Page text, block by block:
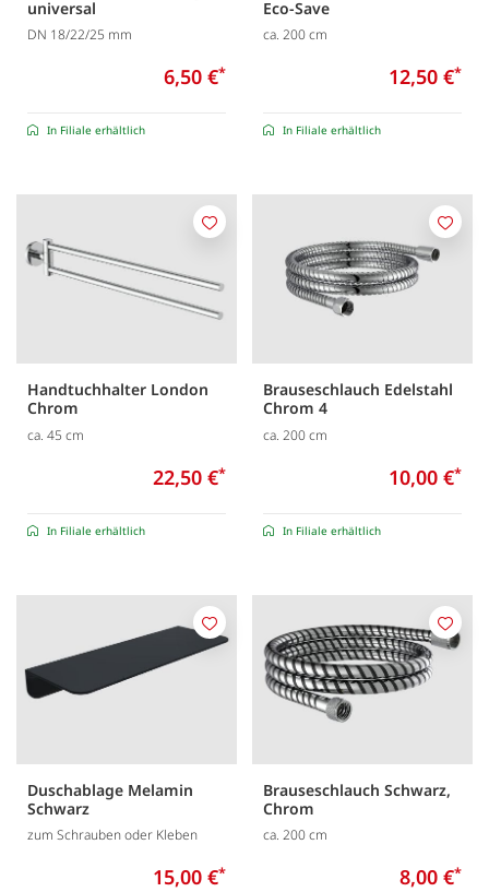
universal
DN 18/22/25 mm
6,50 €*
In Filiale erhältlich
Eco-Save
ca. 200 cm
12,50 €*
In Filiale erhältlich
Handtuchhalter London
Chrom
ca. 45 cm
22,50 €*
In Filiale erhältlich
Merken
Brauseschlauch Edelstahl
Chrom 4
ca. 200 cm
10,00 €*
In Filiale erhältlich
Duschablage Melamin
Schwarz
zum Schrauben oder Kleben
15,00 €*
Merken
Brauseschlauch Schwarz,
Chrom
ca. 200 cm
8,00 €*